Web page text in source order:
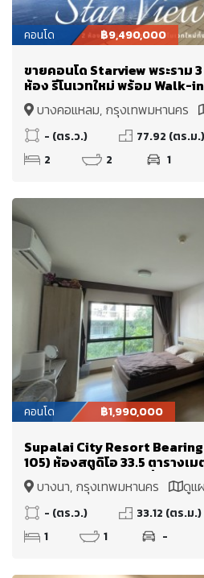
คอนโด ฿9,490,000
ขายคอนโด Starview พระราม
ห้อง รีโนเวทใหม่ พร้อม Walk-
บางคอแหลม, กรุงเทพมหานคร
- (ตร.ว.)
77.92 (ตร.ม.)
2
2 1
คอนโด ฿1,990,000
Supalai City Resort
105) ห้องสตูดิโอ 33.5 ตารางเ
ปากซอย!! ลงBTS แบริ่งถึงซอย
บางนา, กรุงเทพมหานคร ดูแ
- (ตร.ว.)
33.12 (ตร.ม.)
1
1 -